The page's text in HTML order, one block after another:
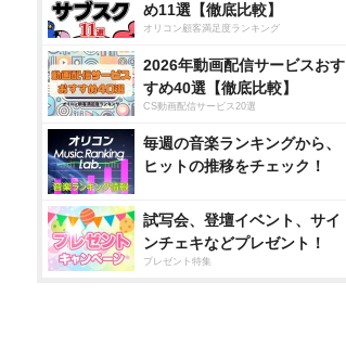
め11選【徹底比較】
オリコン顧客満足度ランキング
2026年動画配信サービスおす
すめ40選【徹底比較】
CS動画配信サービス20選
毎週の音楽ランキングから、
ヒットの推移をチェック！
試写会、登壇イベント、サイ
ンチェキなどプレゼント！
プレゼント特集